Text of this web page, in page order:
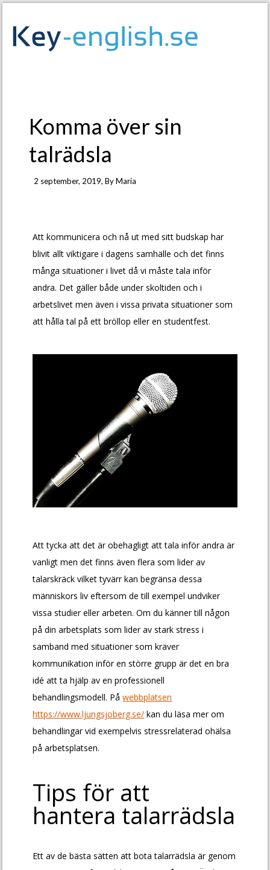
Komma över sin
talrädsla
2 september, 2019, ByMaria
Att kommunicera och nå ut med sitt budskap har
blivit allt viktigare i dagens samhälle och det finns
många situationer i livet då vi måste tala inför
andra. Det gäller både under skoltiden och i
arbetslivet men även i vissa privata situationer som
att hålla tal på ett bröllop eller en studentfest.
Att tycka att det är obehagligt att tala inför andra är
vanligt men det finns även flera som lider av
talarskräck vilket tyvärr kan begränsa dessa
människors liv eftersom de till exempel undviker
vissa studier eller arbeten. Om du känner till någon
på din arbetsplats som lider av stark stress i
samband med situationer som kräver
kommunikation inför en större grupp är det en bra
idé att ta hjälp av en professionell
behandlingsmodell. Påwebbplatsen
https://www.ljungsjoberg.se/ kan du läsa mer om
behandlingar vid exempelvis stressrelaterad ohälsa
på arbetsplatsen.
Tips för att
hantera talarrädsla
Ett av de bästa sätten att bota talarrädsla är genom